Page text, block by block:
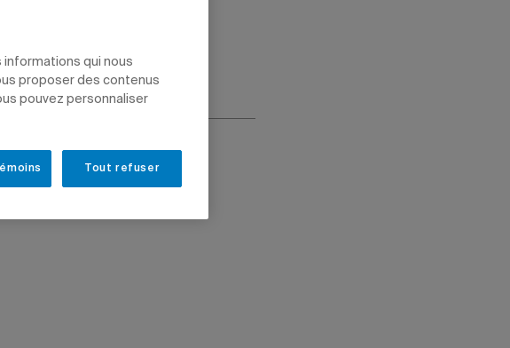
qui nous
proposer des contenus
pouvez personnaliser
Tout refuser